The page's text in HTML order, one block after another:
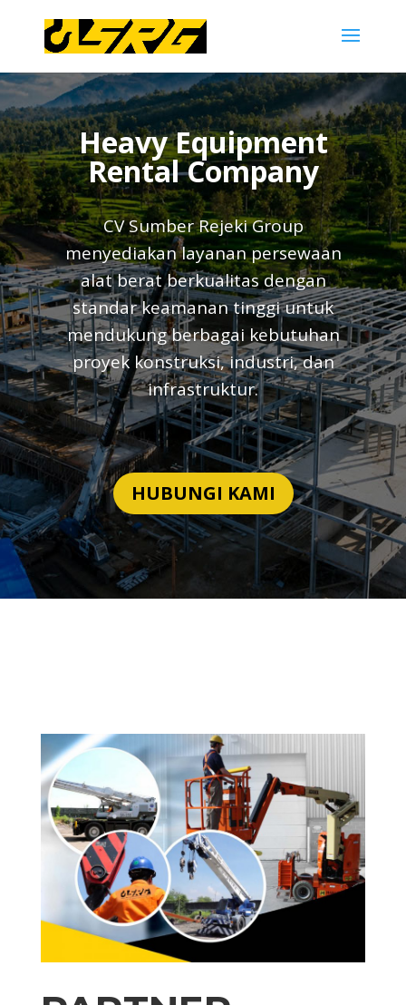
Heavy Equipment
Rental Company
CV Sumber Rejeki Group
menyediakan layanan persewaan
alat berat berkualitas dengan
standar keamanan tinggi untuk
mendukung berbagai kebutuhan
proyek konstruksi, industri, dan
infrastruktur.
HUBUNGI KAMI